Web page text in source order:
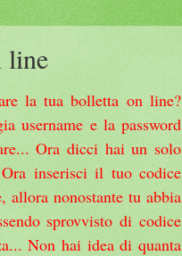
line
la tua bolletta on line?
username e la password
Ora dicci hai un solo
inserisci il tuo codice
allora nonostante tu abbia
sprovvisto di codice
Non hai idea di quanta